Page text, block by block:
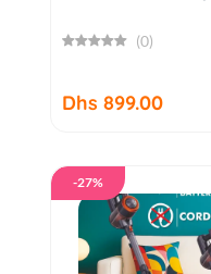
(0)
Dhs 899.00
-27%